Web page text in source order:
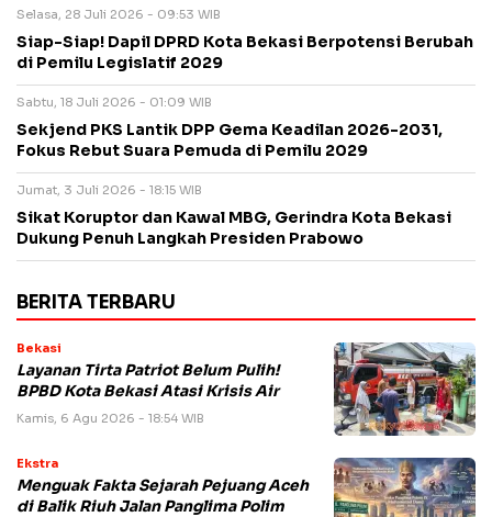
Selasa, 28 Juli 2026 - 09:53 WIB
Siap-Siap! Dapil DPRD Kota Bekasi Berpotensi Berubah
di Pemilu Legislatif 2029
Sabtu, 18 Juli 2026 - 01:09 WIB
Sekjend PKS Lantik DPP Gema Keadilan 2026-2031,
Fokus Rebut Suara Pemuda di Pemilu 2029
Jumat, 3 Juli 2026 - 18:15 WIB
Sikat Koruptor dan Kawal MBG, Gerindra Kota Bekasi
Dukung Penuh Langkah Presiden Prabowo
BERITA TERBARU
Bekasi
Layanan Tirta Patriot Belum Pulih!
BPBD Kota Bekasi Atasi Krisis Air
Kamis, 6 Agu 2026 - 18:54 WIB
Ekstra
Menguak Fakta Sejarah Pejuang Aceh
di Balik Riuh Jalan Panglima Polim